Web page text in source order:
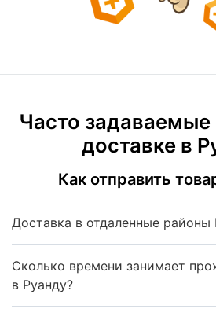
Часто
доставке в
Как отправить
Доставка в отдаленные районы
Сколько времени занимает
в Руанду?